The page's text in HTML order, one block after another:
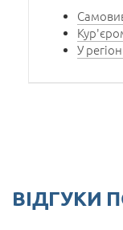
У
ВІДГУКИ